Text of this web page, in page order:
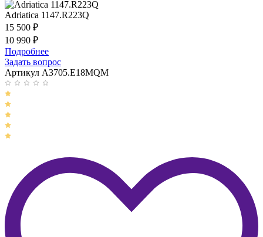
Adriatica 1147.R223Q
15 500 ₽
10 990 ₽
Подробнее
Задать вопрос
Артикул A3705.E18MQM